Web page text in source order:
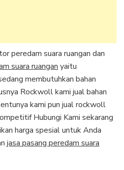
peredam suara ruangan dan
suara ruangan yaitu
membutuhkan bahan
Rockwoll kami jual bahan
kami pun jual rockwoll
Hubungi Kami sekarang
harga spesial untuk Anda
jasa pasang peredam suara